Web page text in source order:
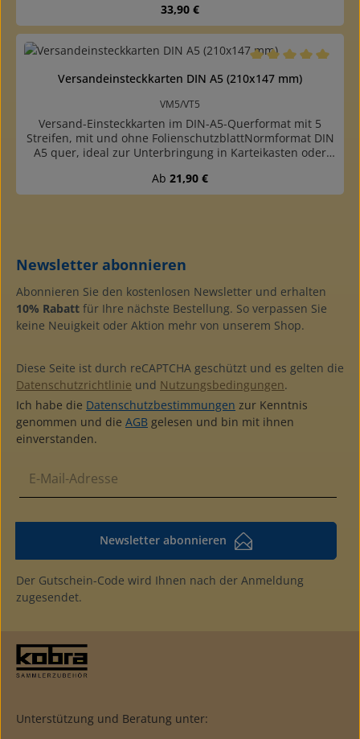
mm, passend in normale, kleine Briefumschläge (DIN-
C6), ideal für den Versandmit 4 Streifen (ohne
Folienschutzblatt)Streifen jeweils 20 mm hoch, seitlich
offenper 100 Stück in praktischer, weißer
Feinwellschachtel verpackt
Regulärer Preis:
33,90 €
Durchschnittliche
Versandeinsteckkarten DIN A5 (210x147 mm)
VM5/VT5
Versand-Einsteckkarten im DIN-A5-Querformat mit 5
Streifen, mit und ohne FolienschutzblattNormformat DIN
A5 quer, ideal zur Unterbringung in Karteikasten oder
Folienschutzblatt, oben angeklebteinfache, preiswerte
Qualitätaus schwarzem Karton (mit grauer
Regulärer Preis:
Ab 21,90 €
Newsletter abonnieren
Abonnieren Sie den kostenlosen Newsletter und erhalten
10% Rabatt für Ihre nächste Bestellung. So verpassen Sie
keine Neuigkeit oder Aktion mehr von unserem Shop.
Diese Seite ist durch reCAPTCHA geschützt und es gelten die
Datenschutzrichtlinie und Nutzungsbedingungen.
Ich habe die Datenschutzbestimmungen zur Kenntnis
genommen und die AGB gelesen und bin mit ihnen
einverstanden.
Newsletter abonnieren
Der Gutschein-Code wird Ihnen nach der Anmeldung
zugesendet.
Unterstützung und Beratung unter: